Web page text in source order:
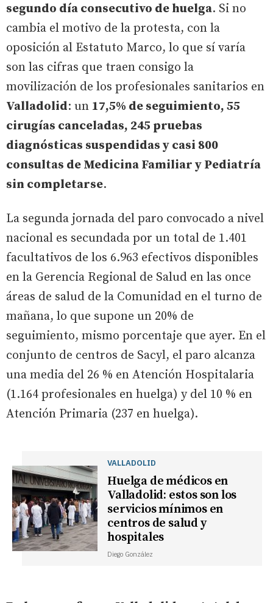
segundo día consecutivo de huelga. Si no
cambia el motivo de la protesta, con la
oposición al Estatuto Marco, lo que sí varía
son las cifras que traen consigo la
movilización de los profesionales sanitarios en
Valladolid: un 17,5% de seguimiento, 55
cirugías canceladas, 245 pruebas
diagnósticas suspendidas y casi 800
consultas de Medicina Familiar y Pediatría
sin completarse.
La segunda jornada del paro convocado a nivel
nacional es secundada por un total de 1.401
facultativos de los 6.963 efectivos disponibles
en la Gerencia Regional de Salud en las once
áreas de salud de la Comunidad en el turno de
mañana, lo que supone un 20% de
seguimiento, mismo porcentaje que ayer. En el
conjunto de centros de Sacyl, el paro alcanza
una media del 26 % en Atención Hospitalaria
(1.164 profesionales en huelga) y del 10 % en
Atención Primaria (237 en huelga).
VALLADOLID
Huelga de médicos en
Valladolid: estos son los
servicios mínimos en
centros de salud y
hospitales
Diego González